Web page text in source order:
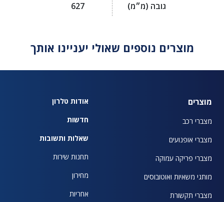
גובה (מ״מ)
627
מוצרים נוספים שאולי יעניינו אותך
מוצרים
מצברי רכב
מצברי אופנועים
מצברי פריקה עמוקה
מותגי משאיות ואוטובוסים
מצברי תקשורת
אודות טלרון
חדשות
שאלות ותשובות
תחנות שירות
מחירון
אחריות